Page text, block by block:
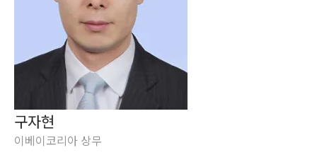
구자현
이베이코리아 상무